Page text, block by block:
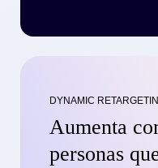
DYNAMIC
Aumenta
personas